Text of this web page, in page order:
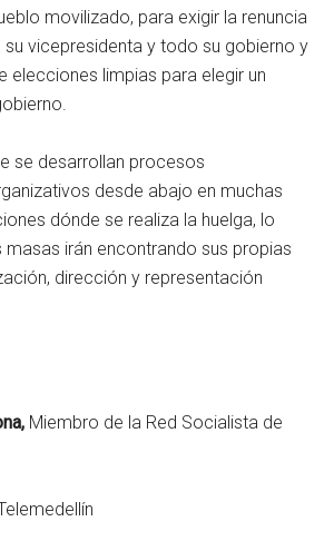
movilizado, para exigir la renuncia
su vicepresidenta y todo su gobierno y
elecciones limpias para elegir un
se desarrollan procesos
desde abajo en muchas
dónde se realiza la huelga, lo
masas irán encontrando sus propias
dirección y representación
Miembro de la Red Socialista de